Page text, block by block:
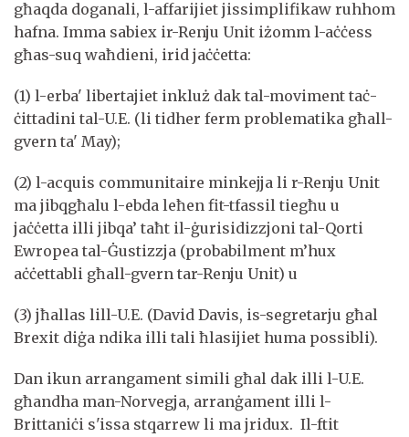
għaqda doganali, l-affarijiet jissimplifikaw ruhhom
hafna. Imma sabiex ir-Renju Unit iżomm l-aċċess
għas-suq waħdieni, irid jaċċetta:
(1) l-erba' libertajiet inkluż dak tal-moviment taċ-
ċittadini tal-U.E. (li tidher ferm problematika għall-
gvern ta' May);
(2) l-acquis communitaire minkejja li r-Renju Unit
ma jibqgħalu l-ebda leħen fit-tfassil tiegħu u
jaċċetta illi jibqa’ taħt il-ġurisidizzjoni tal-Qorti
Ewropea tal-Ġustizzja (probabilment m’hux
aċċettabli għall-gvern tar-Renju Unit) u
(3) jħallas lill-U.E. (David Davis, is-segretarju għal
Brexit diġa ndika illi tali ħlasijiet huma possibli).
Dan ikun arrangament simili għal dak illi l-U.E.
għandha man-Norvegja, arranġament illi l-
Brittaniċi s'issa stqarrew li ma jridux. Il-ftit